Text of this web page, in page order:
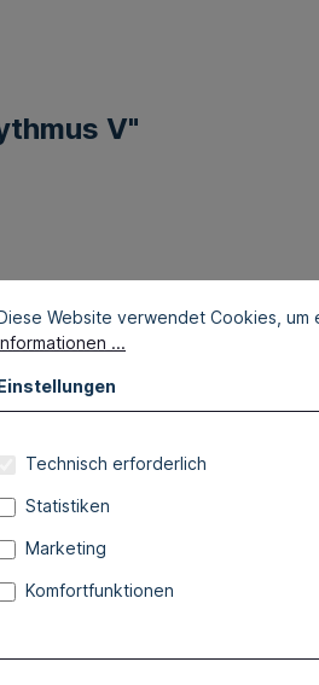
V"
Website verwendet Cookies,
...
Technisch erforderlich
Statistiken
Marketing
Komfortfunktionen